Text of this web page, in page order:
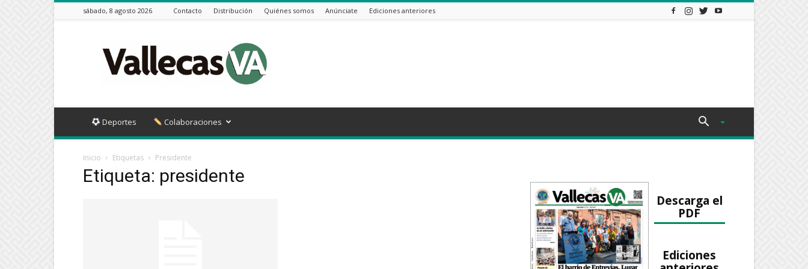
sábado, 8 agosto 2026 Contacto Distribución Quiénes somos Anúnciate Ediciones anteriores
VA
Deportes Colaboraciones
Inicio Etiquetas Presidente
Etiqueta: presidente
Descarga el
PDF
Ediciones